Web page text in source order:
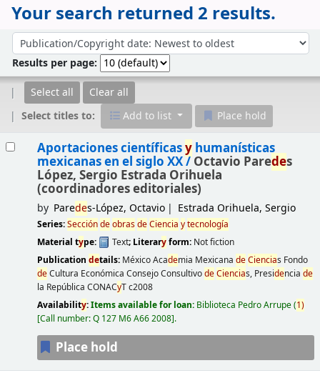
Your search returned 2 results.
Sort by:
Results per page:
Select all
Clear all
Select titles to:
Add to list Place hold
Aportaciones científicasyhumanísticas
mexicanas en el siglo XX /Octavio Paredes
López, Sergio Estrada Orihuela
(coordinadores editoriales)
by Paredes-López, Octavio Estrada Orihuela, Sergio
Series:SeccióndeobrasdeCiencia ytecnología
Material type: Text; Literaryform: Not fiction
Publication details: MéxicoAcademia Mexicana deCiencias Fondo
deCultura Económica Consejo ConsultivodeCiencias, Presidencia de
la República CONACyTc2008
Availability:Items available for loan: Biblioteca Pedro Arrupe(1)
Call number:Q 127 M6 A66 2008 .
Place hold